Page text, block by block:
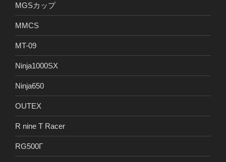
MGSカップ
MMCS
MT-09
Ninja1000SX
Ninja650
OUTEX
R nine T Racer
RG500Γ